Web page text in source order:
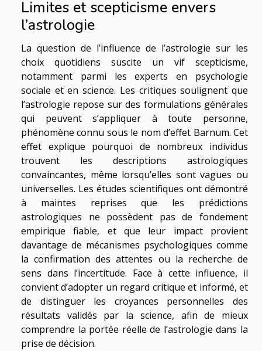
Limites et scepticisme envers
l’astrologie
La question de l’influence de l’astrologie sur les
choix quotidiens suscite un vif scepticisme,
notamment parmi les experts en psychologie
sociale et en science. Les critiques soulignent que
l’astrologie repose sur des formulations générales
qui peuvent s’appliquer à toute personne,
phénomène connu sous le nom d’effet Barnum. Cet
effet explique pourquoi de nombreux individus
trouvent les descriptions astrologiques
convaincantes, même lorsqu’elles sont vagues ou
universelles. Les études scientifiques ont démontré
à maintes reprises que les prédictions
astrologiques ne possèdent pas de fondement
empirique fiable, et que leur impact provient
davantage de mécanismes psychologiques comme
la confirmation des attentes ou la recherche de
sens dans l’incertitude. Face à cette influence, il
convient d’adopter un regard critique et informé, et
de distinguer les croyances personnelles des
résultats validés par la science, afin de mieux
comprendre la portée réelle de l’astrologie dans la
prise de décision.